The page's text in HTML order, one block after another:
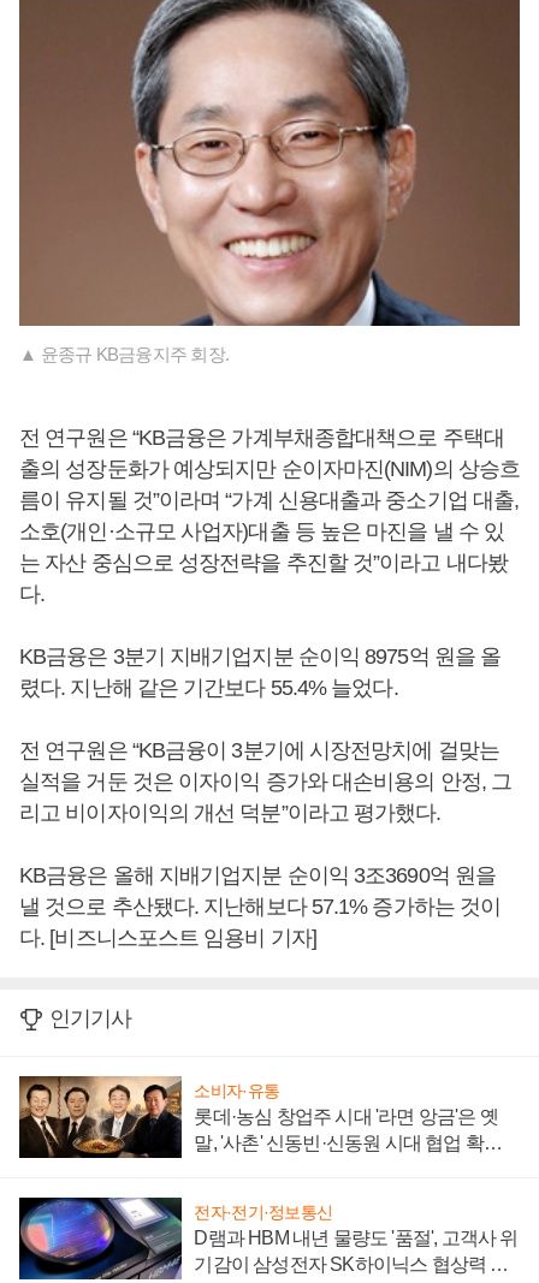
▲ 윤종규 KB금융지주 회장.
전 연구원은 “KB금융은 가계부채종합대책으로 주택대
출의 성장둔화가 예상되지만 순이자마진(NIM)의 상승흐
름이 유지될 것”이라며 “가계 신용대출과 중소기업 대출,
소호(개인·소규모 사업자)대출 등 높은 마진을 낼 수 있
는 자산 중심으로 성장전략을 추진할 것”이라고 내다봤
다.
KB금융은 3분기 지배기업지분 순이익 8975억 원을 올
렸다. 지난해 같은 기간보다 55.4% 늘었다.
전 연구원은 “KB금융이 3분기에 시장전망치에 걸맞는
실적을 거둔 것은 이자이익 증가와 대손비용의 안정, 그
리고 비이자이익의 개선 덕분”이라고 평가했다.
KB금융은 올해 지배기업지분 순이익 3조3690억 원을
낼 것으로 추산됐다. 지난해보다 57.1% 증가하는 것이
다. [비즈니스포스트 임용비 기자]
인기기사
소비자·유통
롯데·농심 창업주 시대 '라면 앙금'은 옛
말, '사촌' 신동빈·신동원 시대 협업 확대
전자·전기·정보통신
D램과 HBM 내년 물량도 '품절', 고객사 위
기감이 삼성전자 SK하이닉스 협상력 더